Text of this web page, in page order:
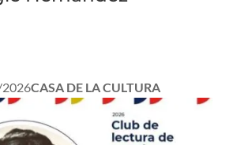
CASA DE LA CULTURA